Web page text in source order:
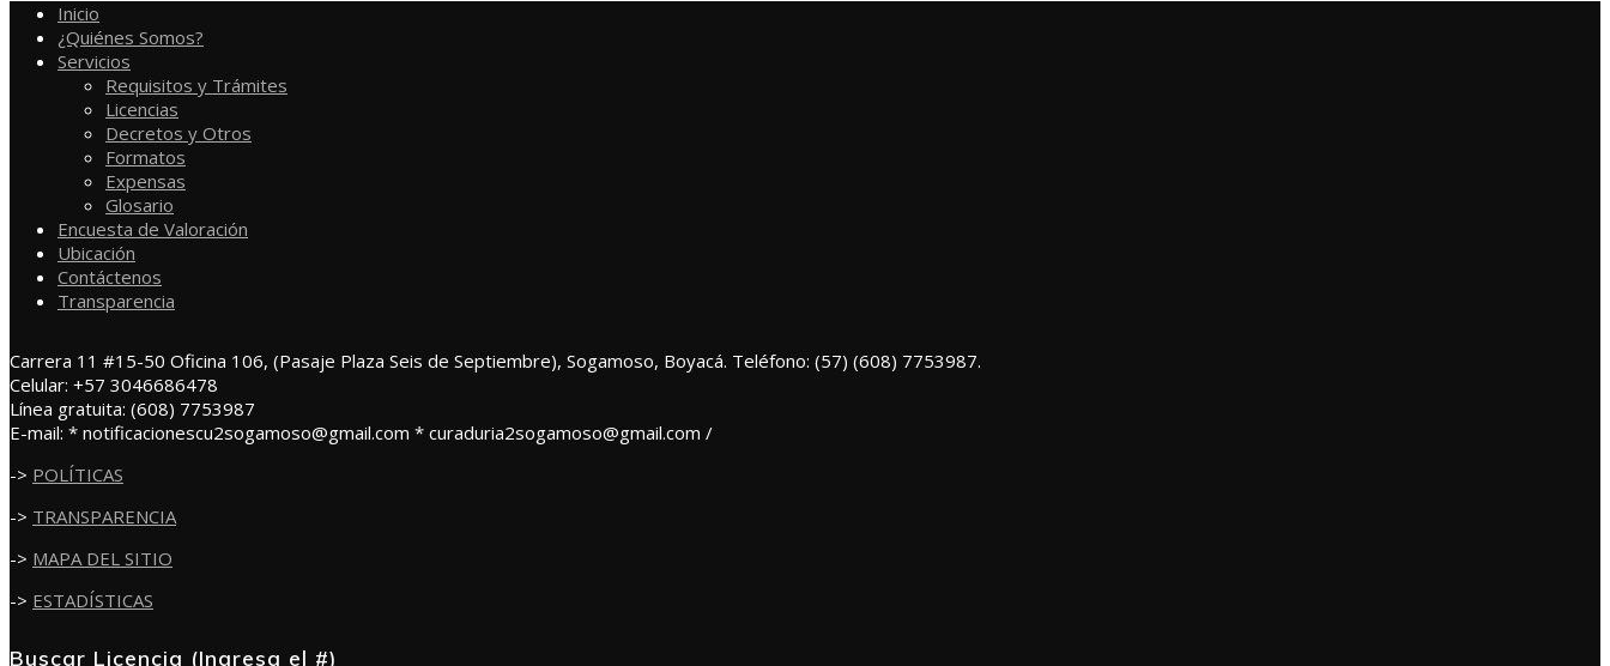
Inicio
¿Quiénes Somos?
Servicios
Requisitos y Trámites
Licencias
Decretos y Otros
Formatos
Expensas
Glosario
Encuesta de Valoración
Ubicación
Contáctenos
Transparencia
Carrera 11 #15-50 Oficina 106, (Pasaje Plaza Seis de Septiembre), Sogamoso, Boyacá. Teléfono: (57) (608) 7753987.
Celular: +57 3046686478
Línea gratuita: (608) 7753987
E-mail: * notificacionescu2sogamoso@gmail.com * curaduria2sogamoso@gmail.com /
-> POLÍTICAS
-> TRANSPARENCIA
-> MAPA DEL SITIO
-> ESTADÍSTICAS
Buscar Licencia (Ingresa el #)